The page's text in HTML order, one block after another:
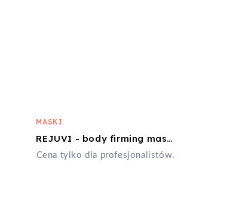
MASKI
REJUVI - body firming mask 900ml
Cena tylko dla profesjonalistów.